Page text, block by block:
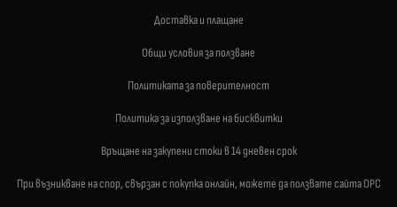
Доставка и плащане
Общи условия за ползване
Политиката за поверителност
Политика за използване на бисквитки
Връщане на закупени стоки в 14 дневен срок
При възникване на спор, свързан с покупка онлайн, можете да ползвате сайта ОРС